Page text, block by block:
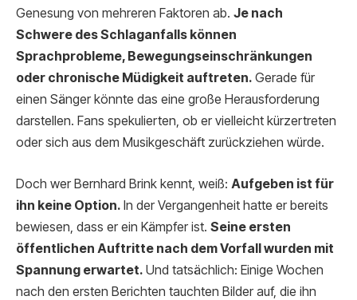
Genesung von mehreren Faktoren ab. Je nach
Schwere des Schlaganfalls können
Sprachprobleme, Bewegungseinschränkungen
oder chronische Müdigkeit auftreten. Gerade für
einen Sänger könnte das eine große Herausforderung
darstellen. Fans spekulierten, ob er vielleicht kürzertreten
oder sich aus dem Musikgeschäft zurückziehen würde.
Doch wer Bernhard Brink kennt, weiß: Aufgeben ist für
ihn keine Option. In der Vergangenheit hatte er bereits
bewiesen, dass er ein Kämpfer ist. Seine ersten
öffentlichen Auftritte nach dem Vorfall wurden mit
Spannung erwartet. Und tatsächlich: Einige Wochen
nach den ersten Berichten tauchten Bilder auf, die ihn